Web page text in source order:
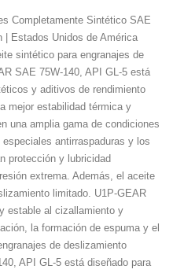
Completamente Sintético SAE
| Estados Unidos de América
sintético para engranajes de
SAE 75W-140, API GL-5 está
y aditivos de rendimiento
mejor estabilidad térmica y
una amplia gama de condiciones
antirraspaduras y los
protección y lubricidad
extrema. Además, el aceite
limitado. U1P-GEAR
estable al cizallamiento y
la formación de espuma y el
de deslizamiento
API GL-5 está diseñado para